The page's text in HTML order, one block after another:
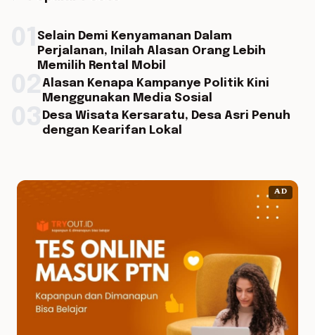
Selain Demi Kenyamanan Dalam
Perjalanan, Inilah Alasan Orang Lebih
Memilih Rental Mobil
Alasan Kenapa Kampanye Politik Kini
Menggunakan Media Sosial
Desa Wisata Kersaratu, Desa Asri Penuh
dengan Kearifan Lokal
AD